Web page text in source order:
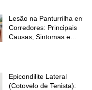
Lesão na Panturrilha em
Corredores: Principais
Causas, Sintomas e
Epicondilite Lateral
(Cotovelo de Tenista):